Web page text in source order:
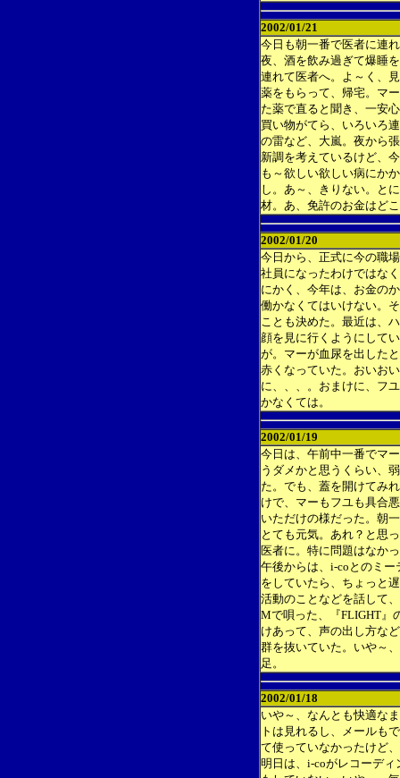
2002/01/21
今日も朝一番で医者に連
夜、酒を飲み過ぎて爆睡
連れて医者へ。よ～く、
薬をもらって、帰宅。マ
た薬で直ると聞き、一安
買い物がてら、いろいろ
の雷など、大嵐。夜から
新調を考えているけど、
も～欲しい欲しい病にか
し。あ～、きりない。と
材。あ、免許のお金はど
2002/01/20
今日から、正式に今の職
社員になったわけではな
にかく、今年は、お金の
働かなくてはいけない。
ことも決めた。最近は、
顔を見に行くようにして
が。マーが血尿を出した
赤くなっていた。おいお
に、、、。おまけに、フ
かなくては。
2002/01/19
今日は、午前中一番でマ
うダメかと思うくらい、
た。でも、蓋を開けてみ
けで、マーもフユも具合
いただけの様だった。朝
とても元気。あれ？と思
医者に。特に問題はなか
午後からは、i-coとのミ
をしていたら、ちょっと
活動のことなどを話して
Mで唄った、『FLIGHT』
けあって、声の出し方な
群を抜いていた。いや～
足。
2002/01/18
いや～、なんとも快適な
トは見れるし、メールも
て使っていなかったけど
明日は、i-coがレコーデ